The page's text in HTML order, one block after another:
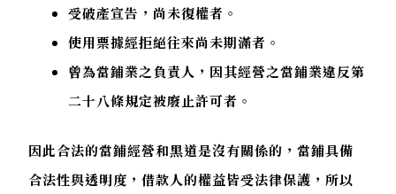
受破產宣告，尚未復權者。
使用票據經拒絕往來尚未期滿者。
曾為當鋪業之負責人，因其經營之當鋪業違反第
二十八條規定被廢止許可者。
因此合法的當鋪經營和黑道是沒有關係的，當鋪具備
合法性與透明度，借款人的權益皆受法律保護，所以